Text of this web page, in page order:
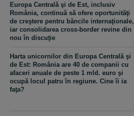
Europa Centrală şi de Est, inclusiv
România, continuă să ofere oportunităţi
de creştere pentru băncile internaţionale,
iar consolidarea cross-border revine din
nou în discuţie
Harta unicornilor din Europa Centrală şi
de Est: România are 40 de companii cu
afaceri anuale de peste 1 mld. euro şi
ocupă locul patru în regiune. Cine îi ia
faţa?